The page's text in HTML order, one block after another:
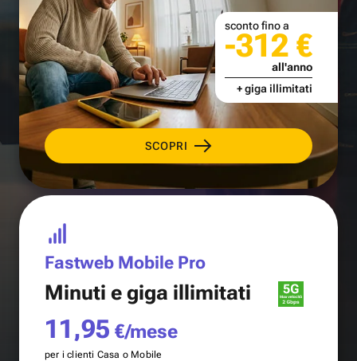
SCOPRI
sconto fino a
-312 €
all'anno
+ giga illimitati
Fastweb Mobile Pro
Minuti e giga illimitati
11,95 €/mese
per i clienti Casa o Mobile